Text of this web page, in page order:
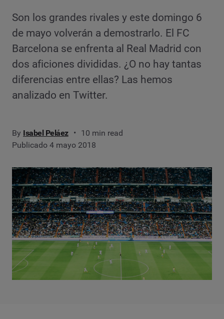
Son los grandes rivales y este domingo 6
de mayo volverán a demostrarlo. El FC
Barcelona se enfrenta al Real Madrid con
dos aficiones divididas. ¿O no hay tantas
diferencias entre ellas? Las hemos
analizado en Twitter.
By Isabel Peláez
10 min read
Publicado 4 mayo 2018